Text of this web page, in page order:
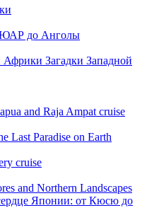
ЮАР до Анголы
Африки Загадки Западной
and Raja Ampat cruise
Last Paradise on Earth
cruise
and Northern Landscapes
Японии: от Кюсю до